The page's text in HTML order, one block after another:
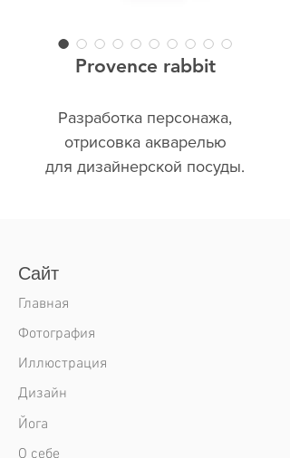
Provence rabbit
Разработка персонажа,
отрисовка акварелью
для дизайнерской посуды.
Сайт
Главная
Фотография
Иллюстрация
Дизайн
Йога
О себе